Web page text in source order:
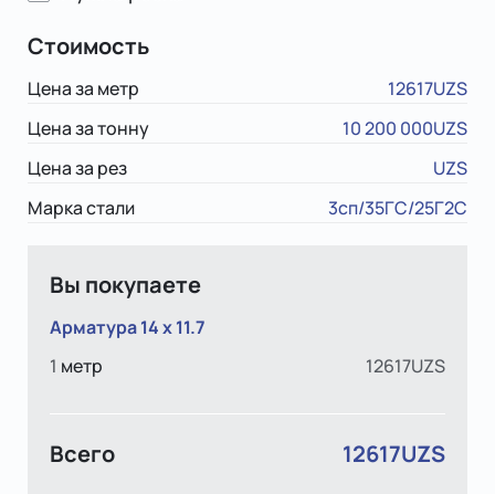
Стоимость
Цена за метр
12617UZS
Цена за тонну
10 200 000UZS
Цена за рез
UZS
Марка стали
3сп/35ГС/25Г2С
Вы покупаете
Арматура 14 x 11.7
1 метр 12617UZS
Всего 12617UZS